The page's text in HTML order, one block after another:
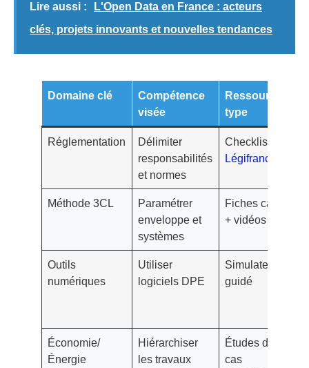
Lire aussi :
L'Open Data en France : acteurs
clés, projets innovants et nouvelles tendances
Domaine clé
Compétence
visée
Ressource
type
Réglementation
Délimiter
responsabilités
et normes
Checklist
Légifrance
Méthode 3CL
Paramétrer
enveloppe et
systèmes
Fiches cas
+ vidéos
Outils
numériques
Utiliser
logiciels DPE
Simulateur
guidé
Économie/
Énergie
Hiérarchiser
les travaux
Études de
cas